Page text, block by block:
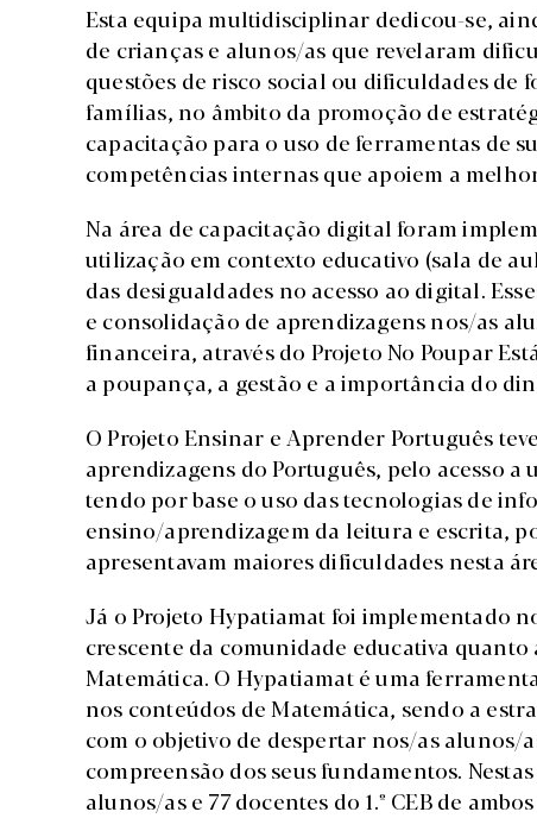
Esta equipa multidisciplinar dedicou-se,
de crianças e alunos/as que revelaram
questões de risco social ou dificuldades de
famílias, no âmbito da promoção de
capacitação para o uso de ferramentas de
competências internas que apoiem a
Na área de capacitação digital foram
utilização em contexto educativo (sala de
das desigualdades no acesso ao digital.
e consolidação de aprendizagens nos/as
financeira, através do Projeto No Poupar
a poupança, a gestão e a importância do
O Projeto Ensinar e Aprender Português
aprendizagens do Português, pelo acesso
tendo por base o uso das tecnologias de
ensino/aprendizagem da leitura e escrita,
apresentavam maiores dificuldades nesta
Já o Projeto Hypatiamat foi implementado
crescente da comunidade educativa
Matemática. O Hypatiamat é uma
nos conteúdos de Matemática, sendo a
com o objetivo de despertar nos/as alunos/
compreensão dos seus fundamentos.
alunos/as e 77 docentes do 1.º CEB de